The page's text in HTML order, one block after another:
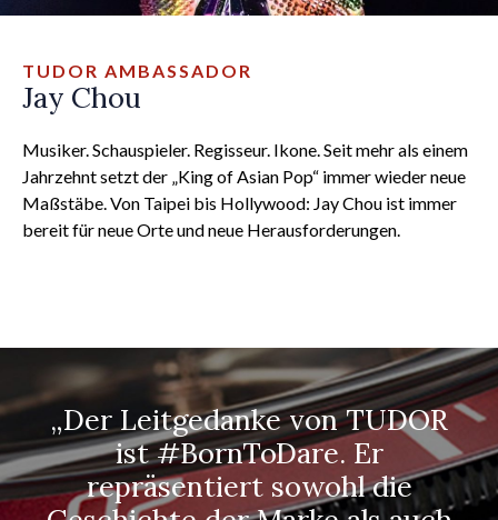
TUDOR AMBASSADOR
Jay Chou
Musiker. Schauspieler. Regisseur. Ikone. Seit mehr als einem
Jahrzehnt setzt der „King of Asian Pop“ immer wieder neue
Maßstäbe. Von Taipei bis Hollywood: Jay Chou ist immer
bereit für neue Orte und neue Herausforderungen.
„Der Leitgedanke von TUDOR
ist #BornToDare. Er
repräsentiert sowohl die